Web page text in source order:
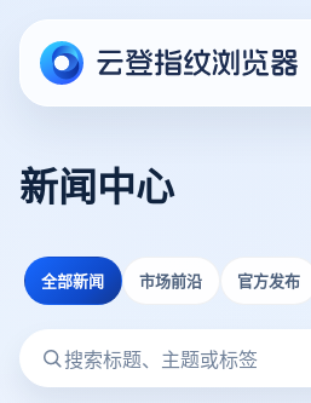
新闻中心
全部新闻 市场前沿 官方发布